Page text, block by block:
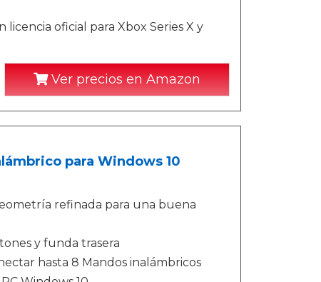
oficial para Xbox Series X y
Ver precios en Amazon
para Windows 10
refinada para una buena
y funda trasera
hasta 8 Mandos inalámbricos